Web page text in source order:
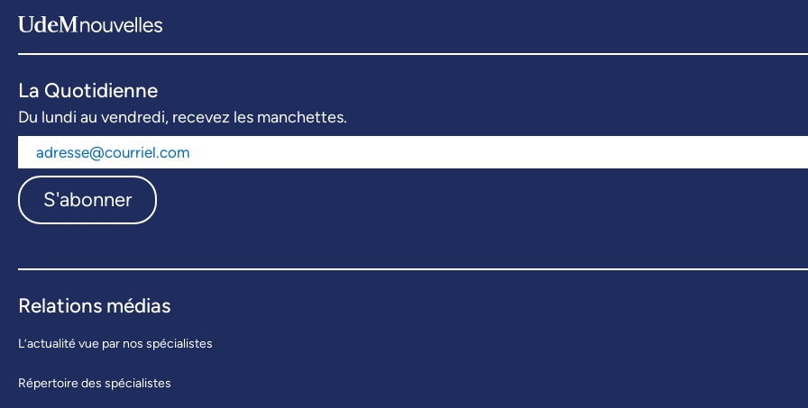
La Quotidienne
Du lundi au vendredi, recevez les manchettes.
S'abonner
Relations médias
L’actualité vue par nos spécialistes
Répertoire des spécialistes